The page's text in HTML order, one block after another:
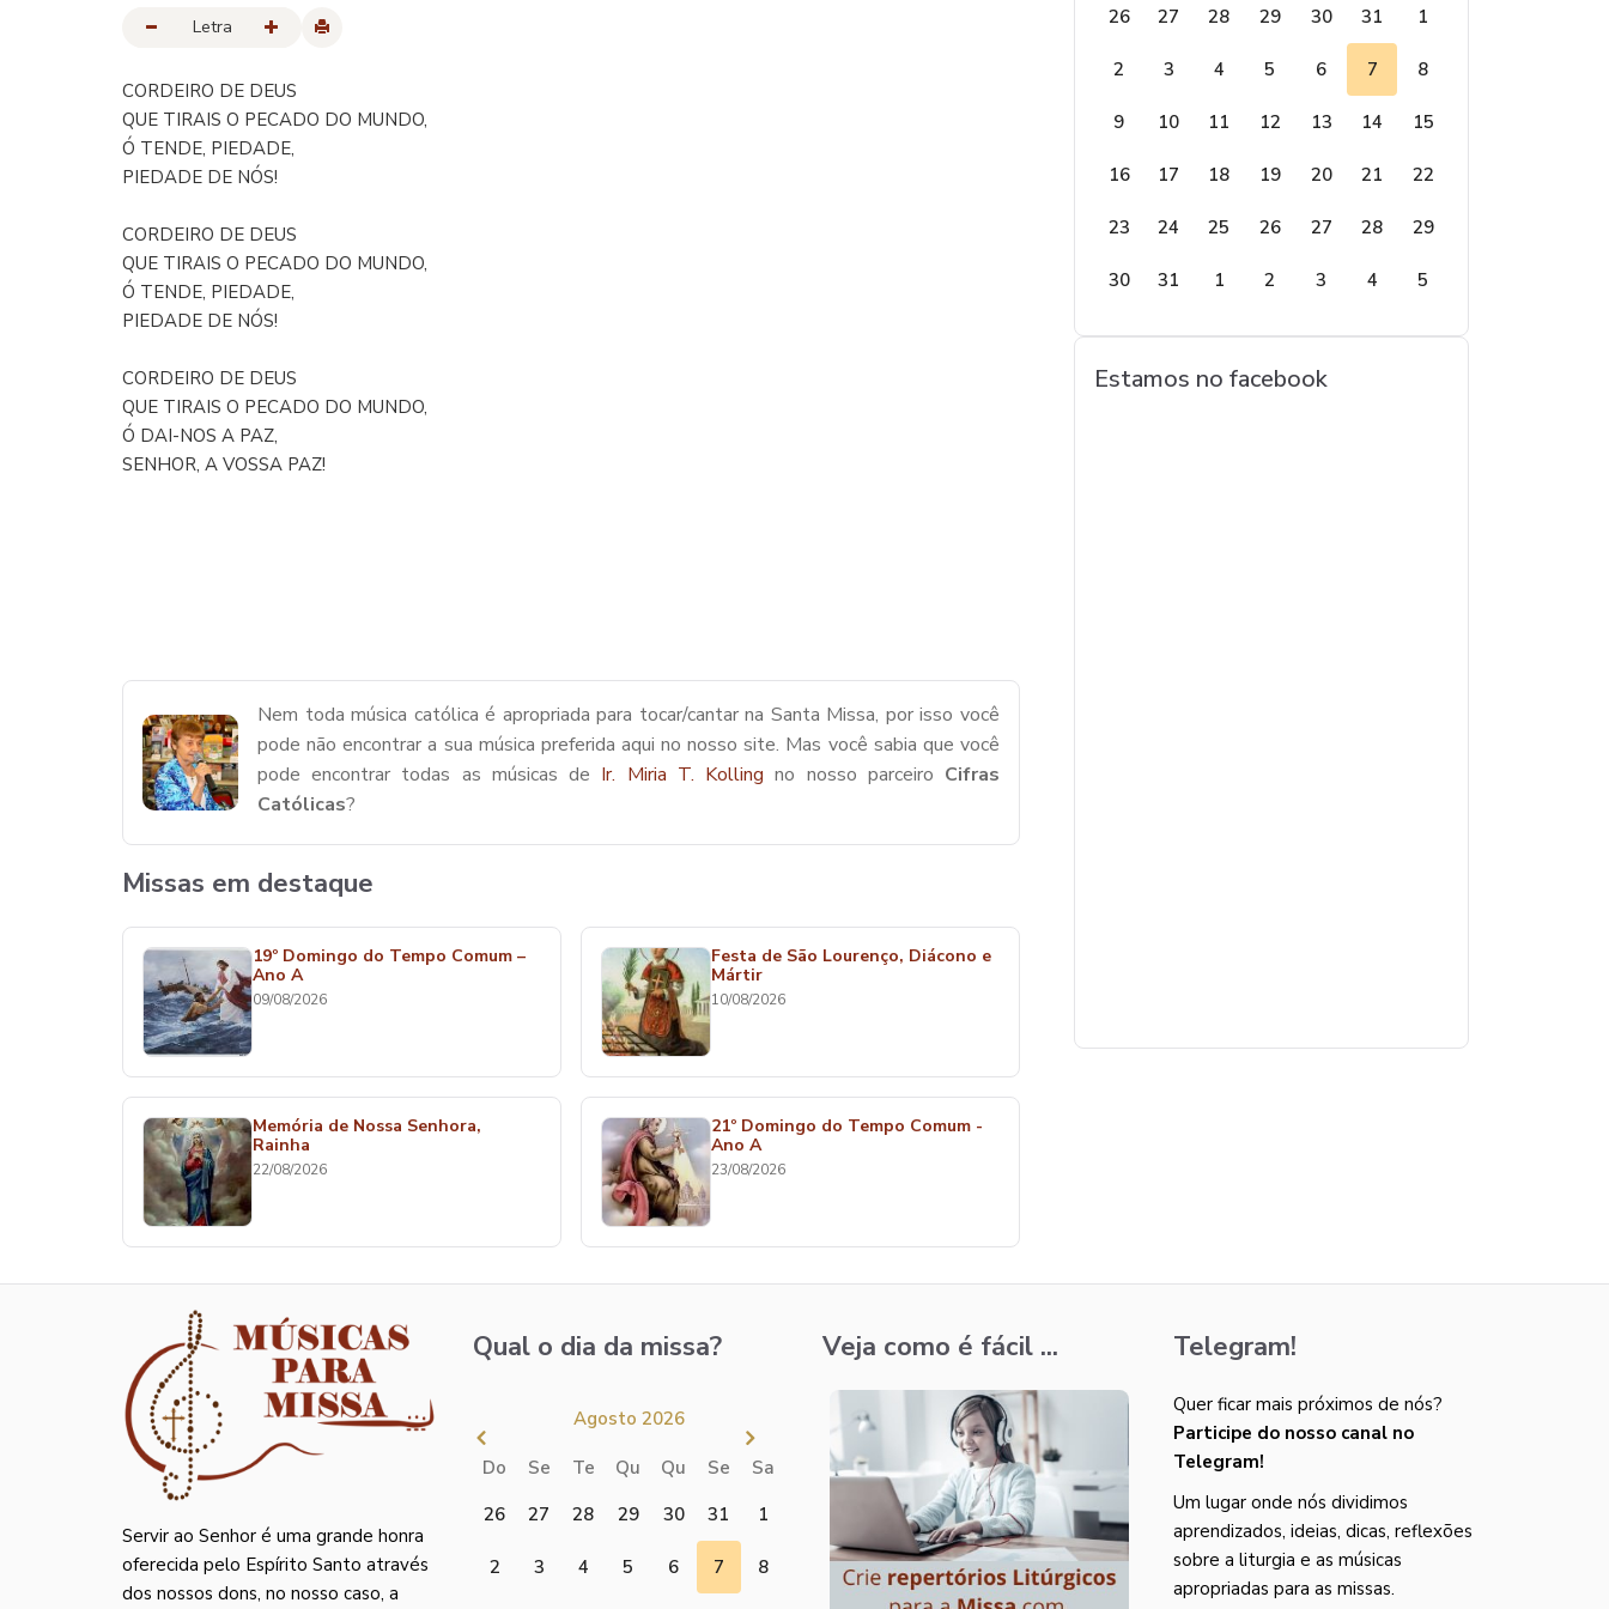
Letra
CORDEIRO DE DEUS
QUE TIRAIS O PECADO DO MUNDO,
Ó TENDE, PIEDADE,
PIEDADE DE NÓS!
CORDEIRO DE DEUS
QUE TIRAIS O PECADO DO MUNDO,
Ó TENDE, PIEDADE,
PIEDADE DE NÓS!
CORDEIRO DE DEUS
QUE TIRAIS O PECADO DO MUNDO,
Ó DAI-NOS A PAZ,
SENHOR, A VOSSA PAZ!
Nem toda música católica é apropriada para tocar/cantar na Santa Missa, por isso você
pode não encontrar a sua música preferida aqui no nosso site. Mas você sabia que você
pode encontrar todas as músicas de Ir. Miria T. Kolling no nosso parceiro Cifras
Católicas?
Missas em destaque
19º Domingo do Tempo Comum –
Ano A
09/08/2026
Festa de São Lourenço, Diácono e
Mártir
10/08/2026
Memória de Nossa Senhora,
Rainha
22/08/2026
21º Domingo do Tempo Comum -
Ano A
23/08/2026
26
27 28 29 30 31 1
2 3 4 5 6 7 8
9 10 11 12 13 14 15
16 17 18 19 20 21 22
23 24 25 26 27 28 29
30 31 1 2 3 4 5
Estamos no facebook
Servir ao Senhor é uma grande honra
oferecida pelo Espírito Santo através
dos nossos dons, no nosso caso, a
Qual o dia da missa?
Agosto 2026
Do Se Te Qu Qu Se
Sa
26
27 28 29 30 31 1
2 3 4 5 6 7 8
Veja como é fácil ... Telegram!
Quer ficar mais próximos de nós?
Participe do nosso canal no
Telegram!
Um lugar onde nós dividimos
aprendizados, ideias, dicas, reflexões
sobre a liturgia e as músicas
apropriadas para as missas.